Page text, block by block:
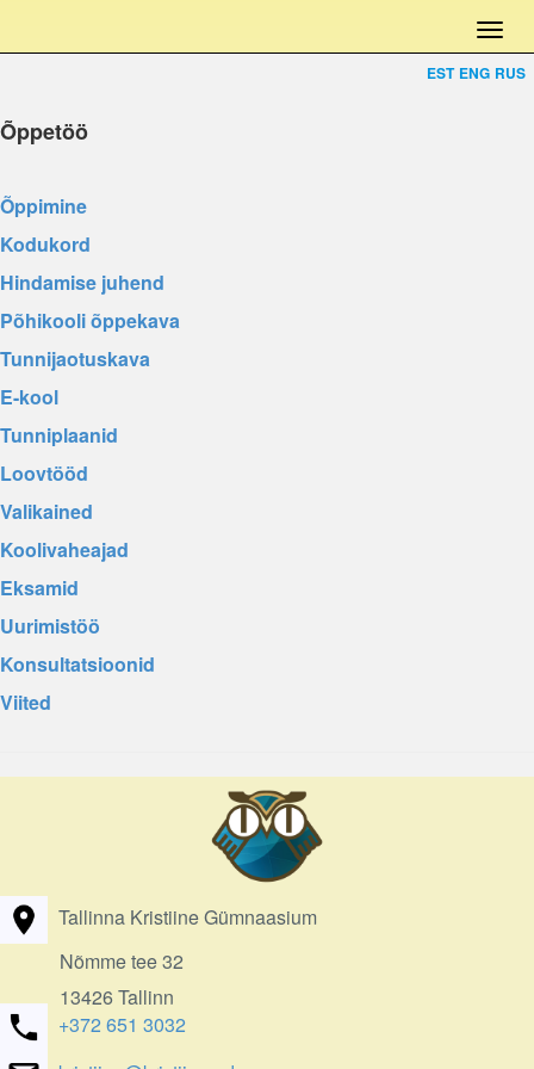
EST ENG RUS
Õppetöö
Õppimine
Kodukord
Hindamise juhend
Põhikooli õppekava
Tunnijaotuskava
E-kool
Tunniplaanid
Loovtööd
Valikained
Koolivaheajad
Eksamid
Uurimistöö
Konsultatsioonid
Viited
Tallinna Kristiine Gümnaasium
Nõmme tee 32
13426 Tallinn
+372 651 3032